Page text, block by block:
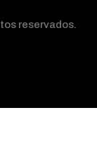
reservados.